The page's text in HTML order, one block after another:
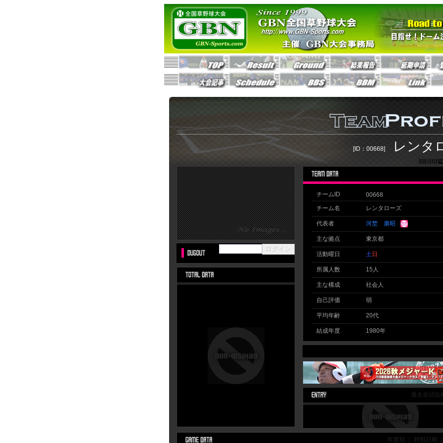
[ID：00668] レンタ
チームID 00668
チーム名 レンタローズ
代表者 河埜 康昭
主な拠点 東京都
活動曜日 土 日
所属人数 15人
主な構成 社会人
自己評価 弱
平均年齢 20代
結成年度 1980年
過去全試合
年度別 ｜ 対戦日順